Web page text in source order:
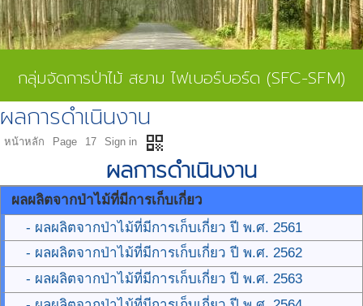
กลุ่มจัดการป่าไม้ สยาม ไฟเบอร์บอร์ด (SFC-SFM)
ผลการดำเนินงาน
หน้าหลัก Page 17 Sign in qr_code
ผลการดำเนินงาน
ผลผลิตจากป่าไม้ที่มีการเก็บเกี่ยว
- ผลผลิตจากป่าไม้ที่มีการเก็บเกี่ยว ปี พ.ศ. 2561
- ผลผลิตจากป่าไม้ที่มีการเก็บเกี่ยว ปี พ.ศ. 2562
- ผลผลิตจากป่าไม้ที่มีการเก็บเกี่ยว ปี พ.ศ. 2563